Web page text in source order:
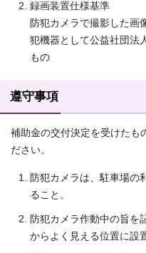
録画装置仕様基準
防犯カメラで撮影した画
犯機器として公益社団法
もの
遵守事項
補助金の交付決定を受けたも
ださい。
防犯カメラは、駐車場の
ること。
防犯カメラ作動中の旨を
からよく見える位置に設